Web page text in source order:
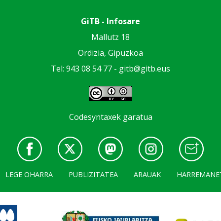
GiTB - Infosare
Mallutz 18
Ordizia, Gipuzkoa
Tel: 943 08 54 77 - gitb@gitb.eus
Codesyntaxek garatua
LEGE OHARRA PUBLIZITATEA ARAUAK